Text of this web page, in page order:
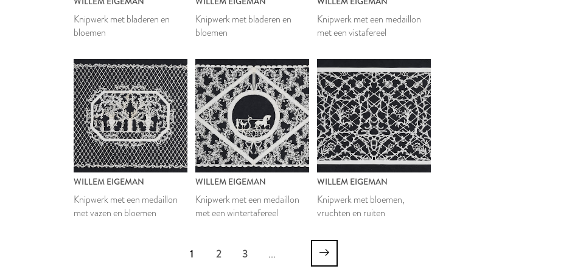
Knipwerk met bladeren en
bloemen
Knipwerk met bladeren en
bloemen
Knipwerk met een medaillon
met een vistafereel
WILLEM EIGEMAN
Knipwerk met een medaillon
met vazen en bloemen
WILLEM EIGEMAN
Knipwerk met een medaillon
met een wintertafereel
WILLEM EIGEMAN
Knipwerk met bloemen,
vruchten en ruiten
1 2 3 ...